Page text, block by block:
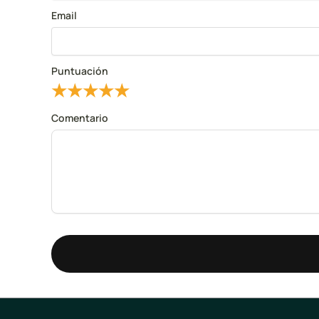
Email
Puntuación
★
★
★
★
★
Comentario